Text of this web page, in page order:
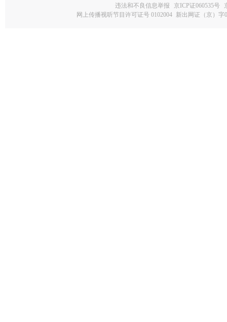
违法和不良信息举报 京ICP证060535号
网上传播视听节目许可证号 0102004 新出网证（京）